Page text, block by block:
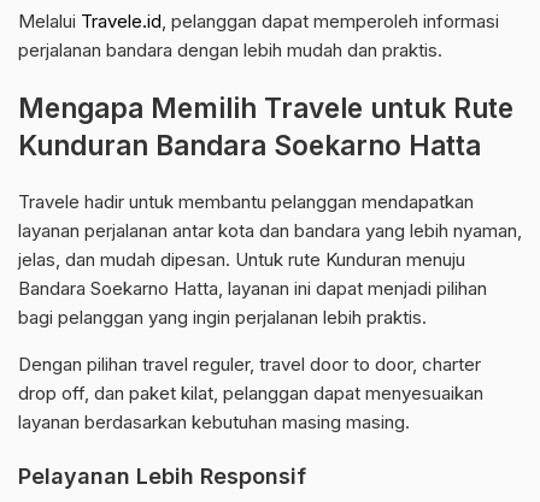
Melalui Travele.id, pelanggan dapat memperoleh informasi
perjalanan bandara dengan lebih mudah dan praktis.
Mengapa Memilih Travele untuk Rute
Kunduran Bandara Soekarno Hatta
Travele hadir untuk membantu pelanggan mendapatkan
layanan perjalanan antar kota dan bandara yang lebih nyaman,
jelas, dan mudah dipesan. Untuk rute Kunduran menuju
Bandara Soekarno Hatta, layanan ini dapat menjadi pilihan
bagi pelanggan yang ingin perjalanan lebih praktis.
Dengan pilihan travel reguler, travel door to door, charter
drop off, dan paket kilat, pelanggan dapat menyesuaikan
layanan berdasarkan kebutuhan masing masing.
Pelayanan Lebih Responsif